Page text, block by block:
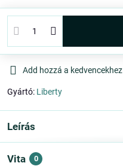
Add hozzá a kedvencekhez
Gyártó: Liberty
Leírás
Vita 0